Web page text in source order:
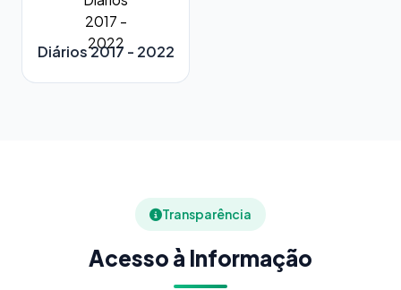
Diários 2017 - 2022
Transparência
Acesso à Informação